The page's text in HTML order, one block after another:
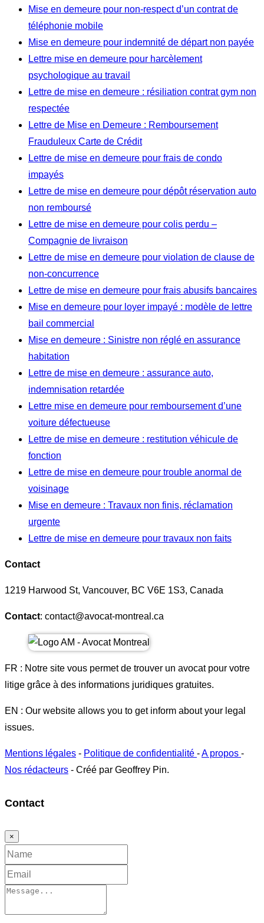
Mise en demeure pour non-respect d’un contrat de
téléphonie mobile
Mise en demeure pour indemnité de départ non payée
Lettre mise en demeure pour harcèlement
psychologique au travail
Lettre de mise en demeure : résiliation contrat gym non
respectée
Lettre de Mise en Demeure : Remboursement
Frauduleux Carte de Crédit
Lettre de mise en demeure pour frais de condo
impayés
Lettre de mise en demeure pour dépôt réservation auto
non remboursé
Lettre de mise en demeure pour colis perdu –
Compagnie de livraison
Lettre de mise en demeure pour violation de clause de
non-concurrence
Lettre de mise en demeure pour frais abusifs bancaires
Mise en demeure pour loyer impayé : modèle de lettre
bail commercial
Mise en demeure : Sinistre non réglé en assurance
habitation
Lettre de mise en demeure : assurance auto,
indemnisation retardée
Lettre mise en demeure pour remboursement d’une
voiture défectueuse
Lettre de mise en demeure : restitution véhicule de
fonction
Lettre de mise en demeure pour trouble anormal de
voisinage
Mise en demeure : Travaux non finis, réclamation
urgente
Lettre de mise en demeure pour travaux non faits
Contact
1219 Harwood St, Vancouver, BC V6E 1S3, Canada
Contact: contact@avocat-montreal.ca
FR : Notre site vous permet de trouver un avocat pour votre
litige grâce à des informations juridiques gratuites.
EN : Our website allows you to get inform about your legal
issues.
Mentions légales - Politique de confidentialité -A propos -
Nos rédacteurs - Créé par Geoffrey Pin.
Contact
×